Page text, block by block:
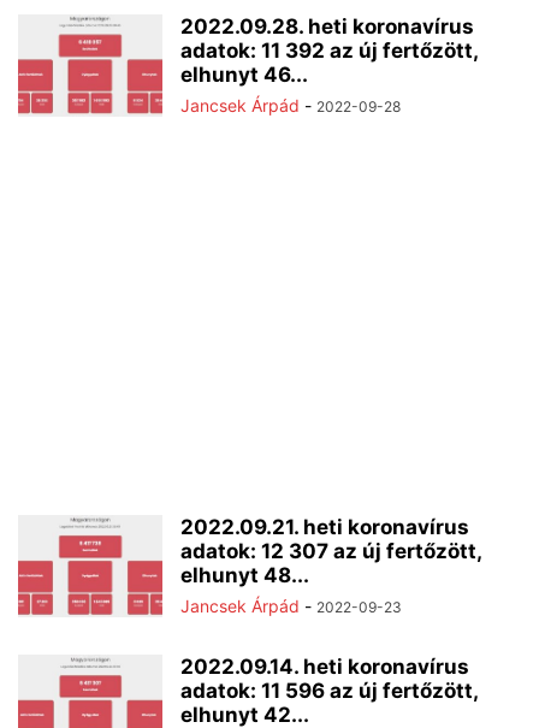
2022.09.28. heti koronavírus
adatok: 11 392 az új fertőzött,
elhunyt 46...
Jancsek Árpád - 2022-09-28
2022.09.21. heti koronavírus
adatok: 12 307 az új fertőzött,
elhunyt 48...
Jancsek Árpád - 2022-09-23
2022.09.14. heti koronavírus
adatok: 11 596 az új fertőzött,
elhunyt 42...